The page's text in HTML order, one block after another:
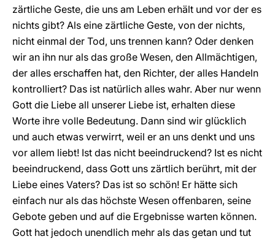
zärtliche Geste, die uns am Leben erhält und vor der es
nichts gibt? Als eine zärtliche Geste, von der nichts,
nicht einmal der Tod, uns trennen kann? Oder denken
wir an ihn nur als das große Wesen, den Allmächtigen,
der alles erschaffen hat, den Richter, der alles Handeln
kontrolliert? Das ist natürlich alles wahr. Aber nur wenn
Gott die Liebe all unserer Liebe ist, erhalten diese
Worte ihre volle Bedeutung. Dann sind wir glücklich
und auch etwas verwirrt, weil er an uns denkt und uns
vor allem liebt! Ist das nicht beeindruckend? Ist es nicht
beeindruckend, dass Gott uns zärtlich berührt, mit der
Liebe eines Vaters? Das ist so schön! Er hätte sich
einfach nur als das höchste Wesen offenbaren, seine
Gebote geben und auf die Ergebnisse warten können.
Gott hat jedoch unendlich mehr als das getan und tut